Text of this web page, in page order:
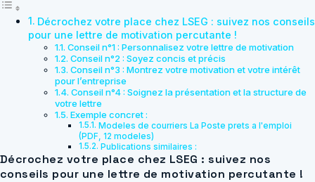
Décrochez votre place chez LSEG : suivez nos conseils
pour une lettre de motivation percutante !
Conseil n°1 : Personnalisez votre lettre de motivation
Conseil n°2 : Soyez concis et précis
Conseil n°3 : Montrez votre motivation et votre intérêt
pour l’entreprise
Conseil n°4 : Soignez la présentation et la structure de
votre lettre
Exemple concret :
Modeles de courriers La Poste prets a l'emploi
(PDF, 12 modeles)
Publications similaires :
Décrochez votre place chez LSEG : suivez nos
conseils pour une lettre de motivation percutante !